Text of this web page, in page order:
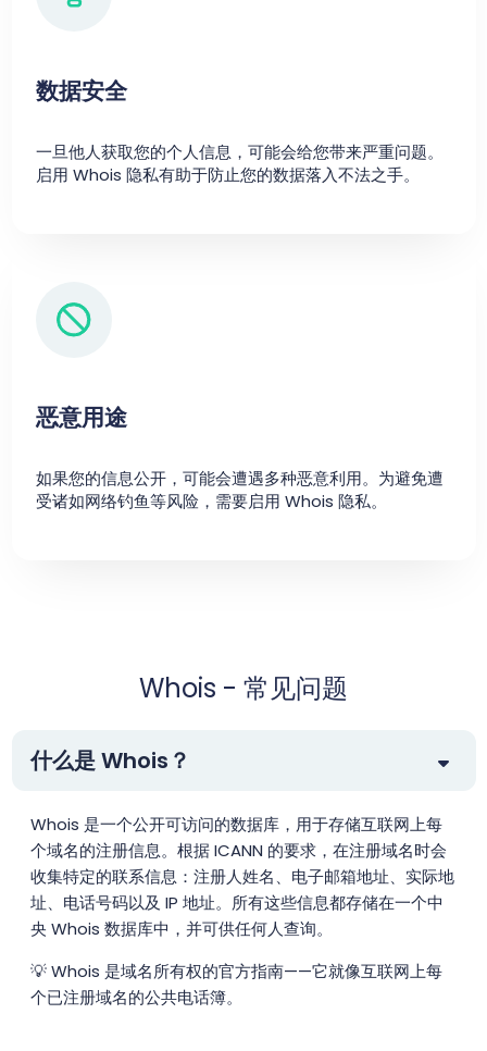
数据安全
一旦他人获取您的个人信息，可能会给您带来严重问题。
启用 Whois 隐私有助于防止您的数据落入不法之手。
恶意用途
如果您的信息公开，可能会遭遇多种恶意利用。为避免遭
受诸如网络钓鱼等风险，需要启用 Whois 隐私。
Whois - 常见问题
什么是 Whois？
Whois 是一个公开可访问的数据库，用于存储互联网上每
个域名的注册信息。根据 ICANN 的要求，在注册域名时会
收集特定的联系信息：注册人姓名、电子邮箱地址、实际地
址、电话号码以及 IP 地址。所有这些信息都存储在一个中
央 Whois 数据库中，并可供任何人查询。
💡 Whois 是域名所有权的官方指南——它就像互联网上每
个已注册域名的公共电话簿。